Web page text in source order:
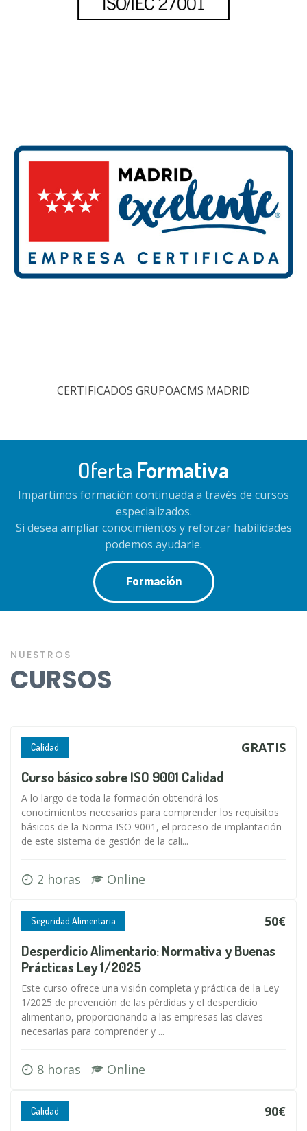
CERTIFICADOS GRUPOACMS MADRID
Oferta Formativa
Impartimos formación continuada a través de cursos
especializados.
Si desea ampliar conocimientos y reforzar habilidades
podemos ayudarle.
Formación
NUESTROS
CURSOS
Calidad GRATIS
Curso básico sobre ISO 9001 Calidad
A lo largo de toda la formación obtendrá los
conocimientos necesarios para comprender los requisitos
básicos de la Norma ISO 9001, el proceso de implantación
de este sistema de gestión de la cali...
2 horas Online
Seguridad Alimentaria 50€
Desperdicio Alimentario: Normativa y Buenas
Prácticas Ley 1/2025
Este curso ofrece una visión completa y práctica de la Ley
1/2025 de prevención de las pérdidas y el desperdicio
alimentario, proporcionando a las empresas las claves
necesarias para comprender y ...
8 horas Online
Calidad 90€